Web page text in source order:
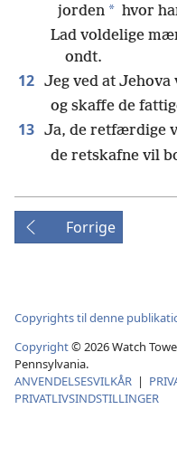
jorden * hvor
Lad voldelige
ondt.
12 Jeg ved at
og skaffe de
13 Ja, de retfærdige
de retskafne vil
Forrige
Copyrights til denne
Copyright©2026Watch
Pennsylvania.
ANVENDELSESVILKÅR |
PRIVATLIVSINDSTILLINGER